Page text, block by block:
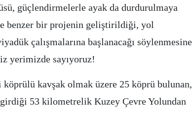
güçlendirmelerle ayak da durdurulmaya
benzer bir projenin geliştirildiği, yol
çalışmalarına başlanacağı söylenmesine
yerimizde sayıyoruz!
kavşak olmak üzere 25 köprü bulunan,
53 kilometrelik Kuzey Çevre Yolundan